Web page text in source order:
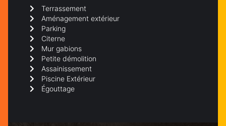
Terrassement
Aménagement extérieur
Parking
Citerne
Mur gabions
Petite démolition
Assainissement
Piscine Extérieur
Égouttage